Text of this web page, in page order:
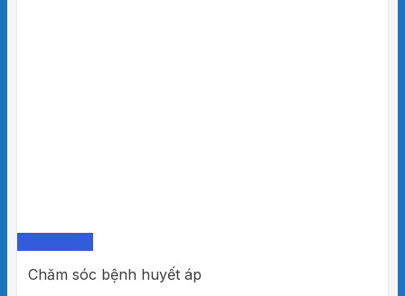
Chăm sóc bệnh huyết áp